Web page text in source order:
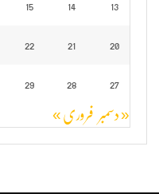
13
14
15
20
21
22
27
28
29
« دسمبر فروری »